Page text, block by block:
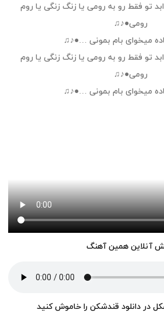
تو فقط رو به رومی یا زنگ زنگی یا روم
رومی●♪♫
میخوای بام بمونی …●♪♫
تو فقط رو به رومی یا زنگ زنگی یا روم
رومی●♪♫
میخوای بام بمونی …●♪♫
آنلاین همین آهنگ
در دانلود قندشکن را خاموش کنید